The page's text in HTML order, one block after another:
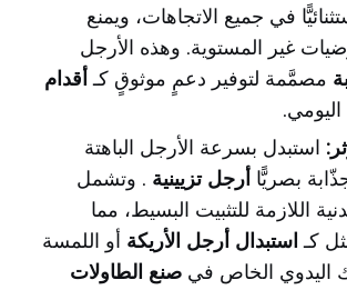
في جميع الاتجاهات، ويمنع
غير المستوية. وهذه الأرجل
مصمَّمة لتوفير دعمٍ موثوقٍ كـ أقدام
استبدل بسرعة الأرجل الباهتة
بصريًّا أرجل تزيينية . وتشمل
اللازمة للتثبيت البسيط، مما
كـ استبدال أرجل الأريكة أو اللمسة
اليدوي الخاص في صنع الطاولات